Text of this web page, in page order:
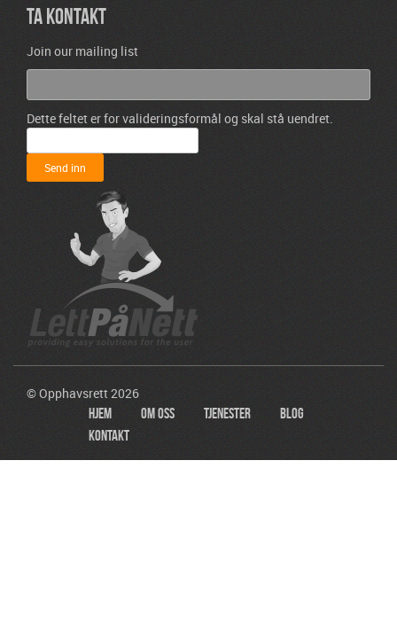
TA KONTAKT
Join our mailing list
Dette feltet er for valideringsformål og skal stå uendret.
© Opphavsrett 2026
Hjem Om Oss Tjenester
Blog
Kontakt